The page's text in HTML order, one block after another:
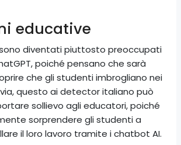
educative
diventati piuttosto preoccupati
poiché pensano che sarà
che gli studenti imbrogliano nei
questo ai detector italiano può
sollievo agli educatori, poiché
sorprendere gli studenti a
il loro lavoro tramite i chatbot AI.